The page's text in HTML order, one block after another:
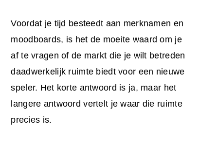
Voordat je tijd besteedt aan merknamen en
moodboards, is het de moeite waard om je
af te vragen of de markt die je wilt betreden
daadwerkelijk ruimte biedt voor een nieuwe
speler. Het korte antwoord is ja, maar het
langere antwoord vertelt je waar die ruimte
precies is.